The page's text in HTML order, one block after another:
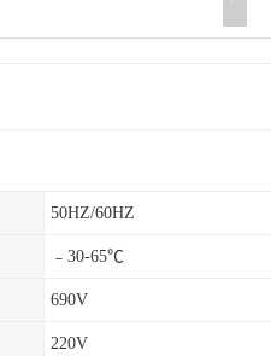
50HZ/60HZ
﹣30-65℃
690V
220V